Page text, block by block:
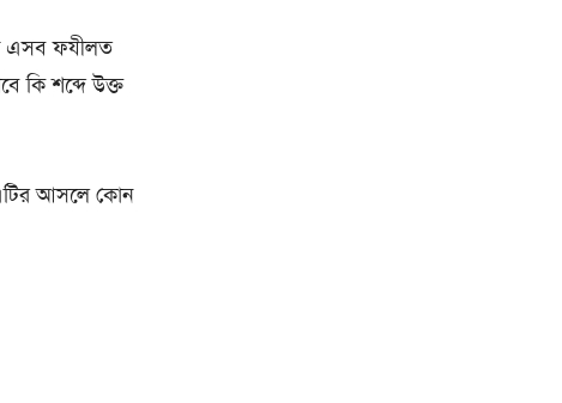
এসব ফযীলত
কি শব্দে উক্ত
আসলে কোন